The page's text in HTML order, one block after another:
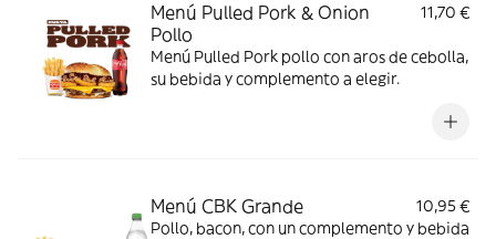
Menú Pulled Pork & Onion
Pollo
11,70 €
Menú Pulled Pork pollo con aros de cebolla,
su bebida y complemento a elegir.
Menú CBK Grande
10,95 €
Pollo, bacon, con un complemento y bebida